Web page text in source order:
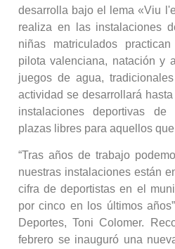
desarrolla bajo el lema «Viu
realiza en las instalaciones
niñas matriculados
pilota valenciana, natación y
juegos de agua,
actividad se desarrollará
instalaciones deportivas
plazas libres para aquellos
“Tras años de trabajo
nuestras instalaciones están
cifra de deportistas en el
por cinco en los últimos
Deportes, Toni Colomer.
febrero se inauguró una